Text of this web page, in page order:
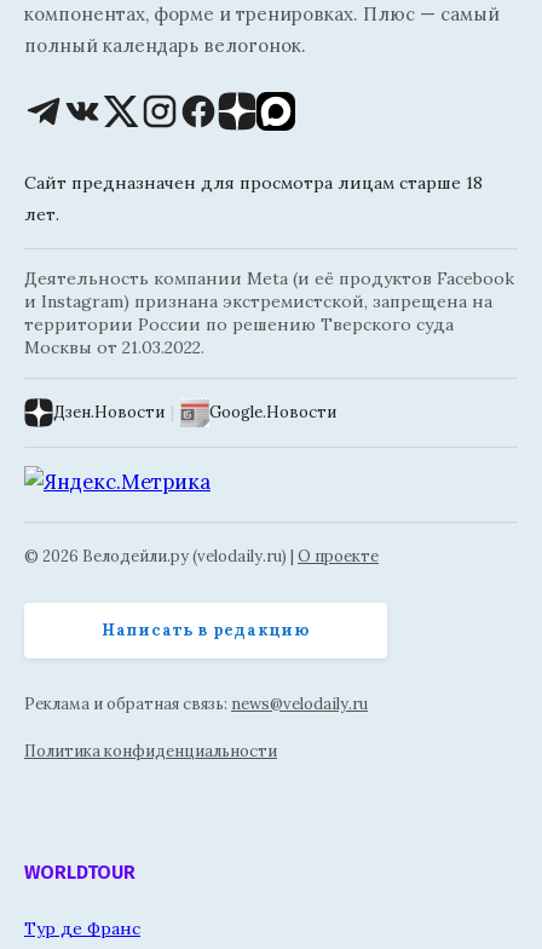
компонентах, форме и тренировках. Плюс — самый
полный календарь велогонок.
Сайт предназначен для просмотра лицам старше 18
лет.
Деятельность компании Meta (и её продуктов Facebook
и Instagram) признана экстремистской, запрещена на
территории России по решению Тверского суда
Москвы от 21.03.2022.
Дзен.Новости | Google.Новости
© 2026 Велодейли.ру (velodaily.ru) | О проекте
Написать в редакцию
Реклама и обратная связь: news@velodaily.ru
Политика конфиденциальности
WORLDTOUR
Тур де Франс